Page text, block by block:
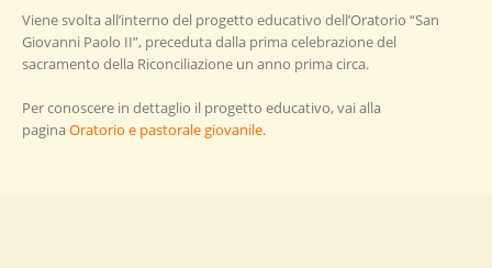
Viene svolta all’interno del progetto educativo dell’Oratorio “San
Giovanni Paolo II”, preceduta dalla prima celebrazione del
sacramento della Riconciliazione un anno prima circa.
Per conoscere in dettaglio il progetto educativo, vai alla
paginaOratorio e pastorale giovanile.